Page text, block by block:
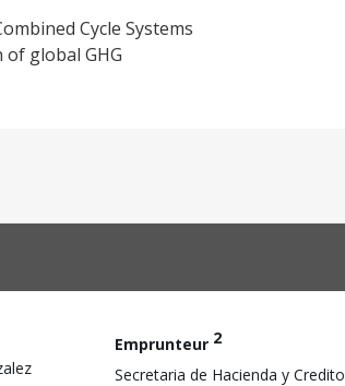
Cycle Systems
global GHG
Emprunteur 2
Secretaria de Hacienda y Credito